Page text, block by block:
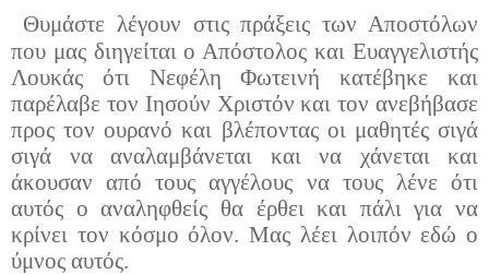
Θυμάστε λέγουν στις πράξεις των Αποστόλων
που μας διηγείται ο Απόστολος και Ευαγγελιστής
Λουκάς ότι Νεφέλη Φωτεινή κατέβηκε και
παρέλαβε τον Ιησούν Χριστόν και τον ανεβήβασε
προς τον ουρανό και βλέποντας οι μαθητές σιγά
σιγά να αναλαμβάνεται και να χάνεται και
άκουσαν από τους αγγέλους να τους λένε ότι
αυτός ο αναληφθείς θα έρθει και πάλι για να
κρίνει τον κόσμο όλον. Μας λέει λοιπόν εδώ ο
ύμνος αυτός.